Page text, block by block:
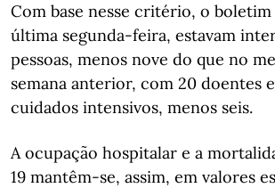
Com base nesse critério, o
última segunda-feira, estavam
pessoas, menos nove do que no
semana anterior, com 20 doentes
cuidados intensivos, menos seis.
A ocupação hospitalar e a
19 mantêm-se, assim, em valores